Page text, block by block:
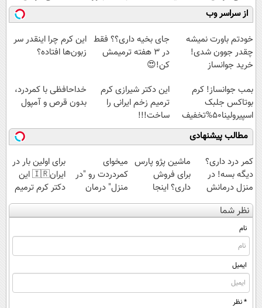
کنید!
◂پرسش‌نامه▸
موثر(تخفیف تا
امشب)
رایگان درآمد
میلیاردی)
کنید!
◗پرسش‌نامه◖
از سراسر وب
خودتم باورت نمیشه
چقدر جوون شدی!
خرید جوانساز
ویژه
جای بخیه داری؟؟ فقط
در 3 هفته ترمیمش
کن!😍
این کرم چرا اینقدر سر
زبون‌ها افتاده؟
بمب جوانساز! کرم
بوتاکس جلبک
اسپیرولینا50%تخفیف
این دکتر شیرازی کرم
ترمیم زخم ایرانی را
ساخت!!!
خداحافظی با کمردرد،
بدون قرص و آمپول
مطالب پیشنهادی
کمر درد داری؟
دیگه بسه! در
منزل درمانش
کن
(◀پرسش‌نامه)
ماشین پژو پارس
برای فروش
داری؟ اینجا
سریع بفروشش
میخوای
کمردردت رو "در
منزل" درمان
کنی؟ (◂فیلم +
◂پرسش‌نامه)
برای اولین بار در
ایران🇮🇷 این
دکتر کرم ترمیم
کننده 23 روزه
ساخت!
نظر شما
نام
ایمیل
* نظر